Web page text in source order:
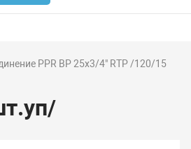
PPR ВР 25х3/4" RTP /120/15